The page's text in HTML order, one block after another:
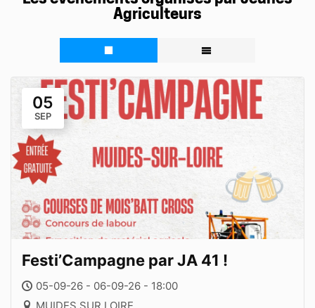
Agriculteurs
05
SEP
Festi’Campagne par JA 41 !
05-09-26 - 06-09-26 - 18:00